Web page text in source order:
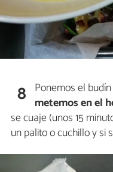
8 Ponemos el
metemos en el
se cuaje (unos 15
un palito o cuchillo y si